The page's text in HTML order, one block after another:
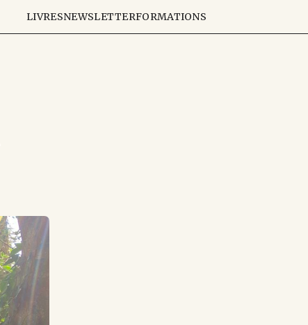
LIVRESNEWSLETTERFORMATIONS